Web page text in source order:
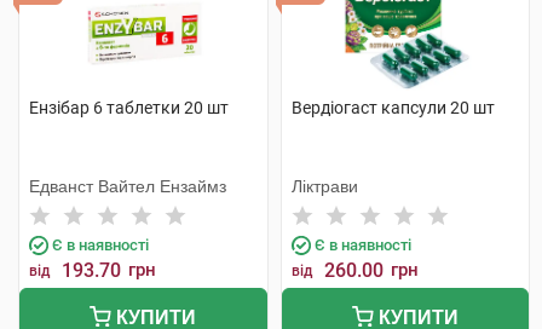
Ензібар 6 таблетки 20 шт
Едванст Вайтел Ензаймз
Є в наявності
від 193.70 грн
КУПИТИ
Вердіогаст капсули 20 шт
Ліктрави
Є в наявності
від 260.00 грн
КУПИТИ